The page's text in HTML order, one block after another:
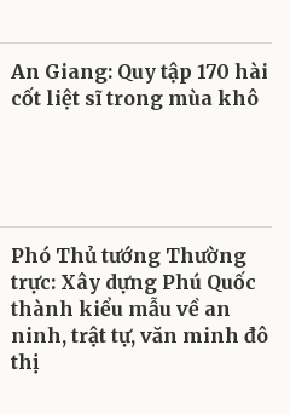
An Giang: Quy tập 170 hài
cốt liệt sĩ trong mùa khô
Phó Thủ tướng Thường
trực: Xây dựng Phú Quốc
thành kiểu mẫu về an
ninh, trật tự, văn minh đô
thị